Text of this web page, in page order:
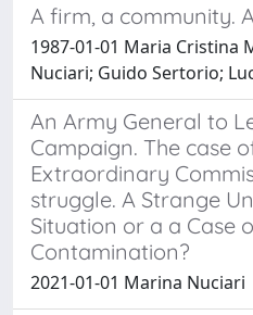
A firm, a community.
1987-01-01 Maria Cristina
Nuciari; Guido Sertorio;
An Army General to
Campaign. The case
Extraordinary
struggle. A Strange
Situation or a a Case
Contamination?
2021-01-01 Marina Nuciari